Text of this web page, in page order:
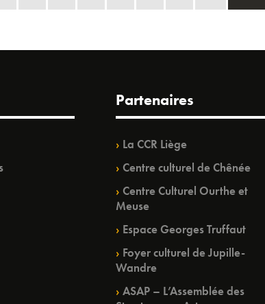
Partenaires
La CCR Liège
Centre culturel de Chênée
Centre Culturel Ourthe et
Meuse
Espace Georges Truffaut
Foyer culturel de Jupille-
Wandre
ASAP – L’Assemblée des